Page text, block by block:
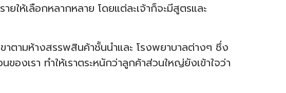
ยให้เลือกหลากหลาย โดยแต่ละเจ้าก็จะมีสูตรและ
าตามห้างสรรพสินค้าชั้นนำและ โรงพยาบาลต่างๆ ซึ่ง
องเรา ทำให้เราตระหนักว่าลูกค้าส่วนใหญ่ยังเข้าใจว่า